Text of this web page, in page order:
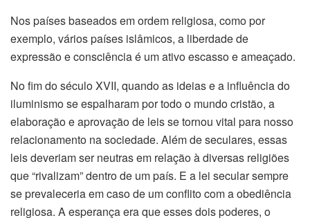
Nos países baseados em ordem religiosa, como por
exemplo, vários países islâmicos, a liberdade de
expressão e consciência é um ativo escasso e ameaçado.
No fim do século XVII, quando as ideias e a influência do
iluminismo se espalharam por todo o mundo cristão, a
elaboração e aprovação de leis se tornou vital para nosso
relacionamento na sociedade. Além de seculares, essas
leis deveriam ser neutras em relação à diversas religiões
que “rivalizam” dentro de um país. E a lei secular sempre
se prevaleceria em caso de um conflito com a obediência
religiosa. A esperança era que esses dois poderes, o